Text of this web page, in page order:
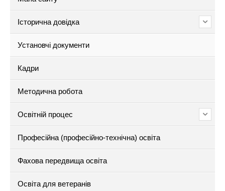
Історична довідка
Установчі документи
Кадри
Методична робота
Освітній процес
Професійна (професійно-технічна) освіта
Фахова передвища освіта
Освіта для ветеранів